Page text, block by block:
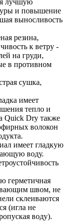
и повышение
выносливость
резина,
к ветру -
на груди,
в противном
сушка,
имеет
тепло и
Quick Dry также
волокон
имеет гладкую
воду.
герметичная
швом, не
склеиваются
(игла не
воду).